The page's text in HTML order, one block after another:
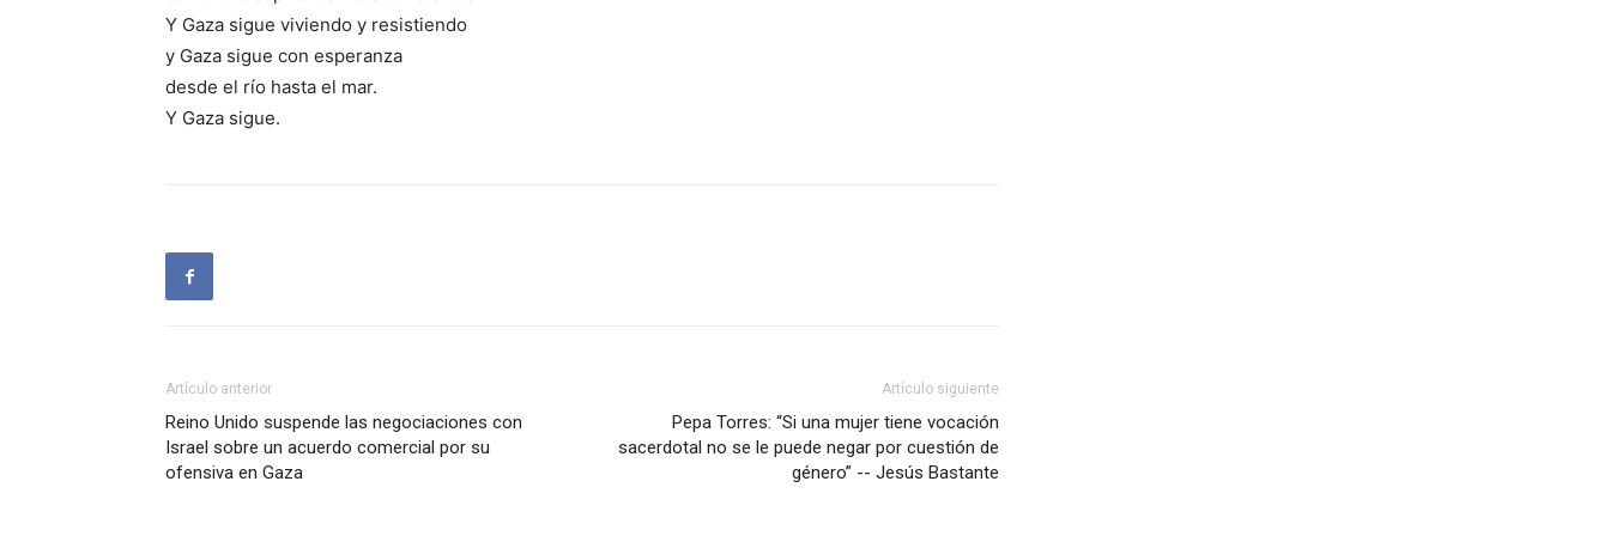
Y Gaza sigue viviendo y resistiendo
y Gaza sigue con esperanza
desde el río hasta el mar.
Y Gaza sigue.
Artículo anterior
Reino Unido suspende las negociaciones con
Israel sobre un acuerdo comercial por su
ofensiva en Gaza
Artículo siguiente
Pepa Torres: “Si una mujer tiene vocación
sacerdotal no se le puede negar por cuestión de
género” -- Jesús Bastante